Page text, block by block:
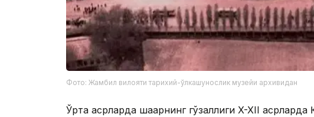
Фото: Жамбил вилояти тарихий-ўлкашунослик музейи архивидан
Ўрта асрларда шаҳарнинг гўзаллиги X-XII